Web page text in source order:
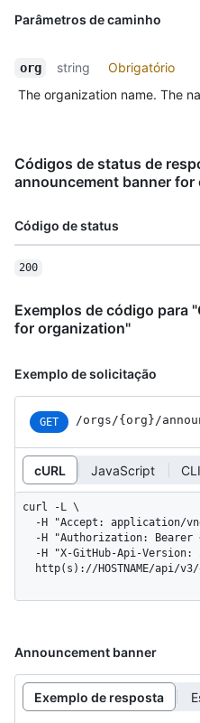
Parâmetros de caminho
org string
Obrigatório
The organization name. The
Códigos de status de
announcement banner
Código de status
200
Exemplos de código para
for organization"
Exemplo de solicitação
GET /orgs/{org}/
cURL JavaScript
curl -L \
http(s)://HOSTNAME/api/
Announcement banner
Exemplo de resposta